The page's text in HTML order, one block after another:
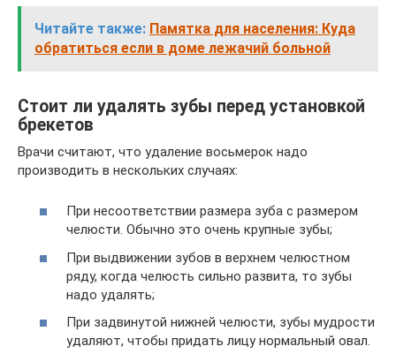
Читайте также: Памятка для населения: Куда
обратиться если в доме лежачий больной
Стоит ли удалять зубы перед установкой
брекетов
Врачи считают, что удаление восьмерок надо
производить в нескольких случаях:
При несоответствии размера зуба с размером
челюсти. Обычно это очень крупные зубы;
При выдвижении зубов в верхнем челюстном
ряду, когда челюсть сильно развита, то зубы
надо удалять;
При задвинутой нижней челюсти, зубы мудрости
удаляют, чтобы придать лицу нормальный овал.